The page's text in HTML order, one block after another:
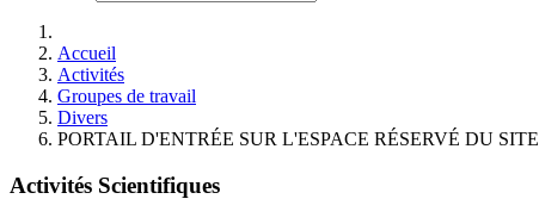
Accueil
Activités
Groupes de travail
Divers
PORTAIL D'ENTRÉE SUR L'ESPACE RÉSERVÉ DU SITE
Activités Scientifiques